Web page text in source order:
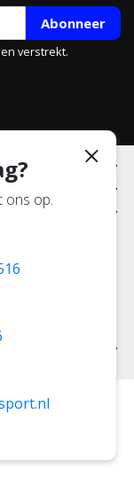
Abonneer
verstrekt.
ons op.